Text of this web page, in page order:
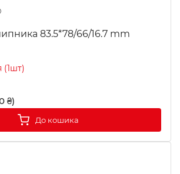
83.5*78/66/16.7 mm
(1шт)
₴)
До кошика